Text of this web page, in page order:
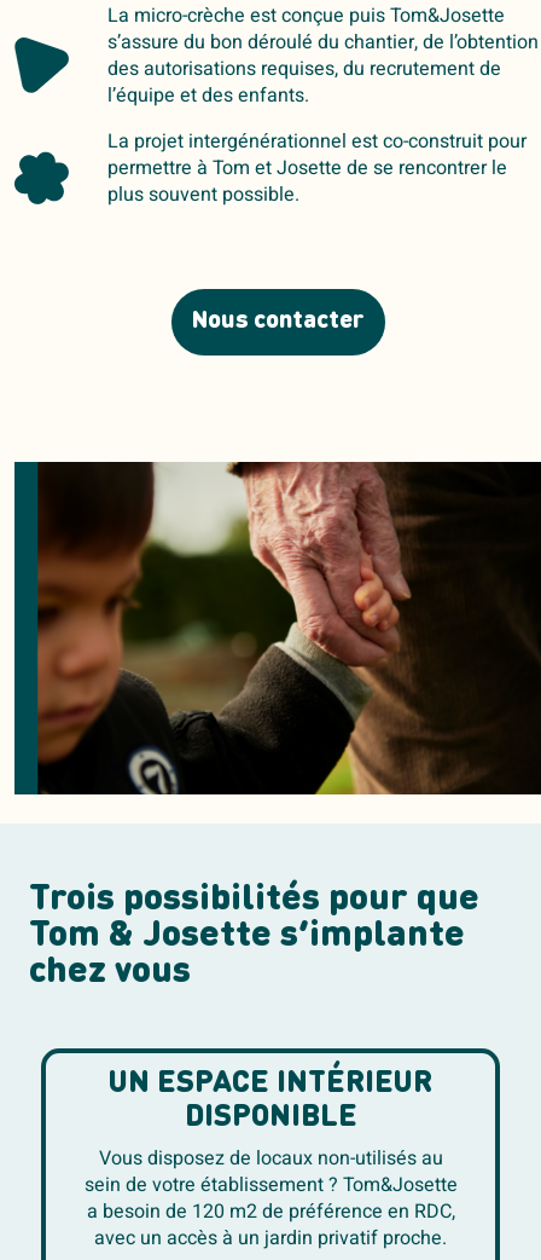
La micro-crèche est conçue puis Tom&Josette
s’assure du bon déroulé du chantier, de l’obtention
des autorisations requises, du recrutement de
l’équipe et des enfants.
La projet intergénérationnel est co-construit pour
permettre à Tom et Josette de se rencontrer le
plus souvent possible.
Nous contacter
Trois possibilités pour que
Tom & Josette s’implante
chez vous
UN ESPACE INTÉRIEUR
DISPONIBLE
Vous disposez de locaux non-utilisés au
sein de votre établissement ? Tom&Josette
a besoin de 120 m2 de préférence en RDC,
avec un accès à un jardin privatif proche.